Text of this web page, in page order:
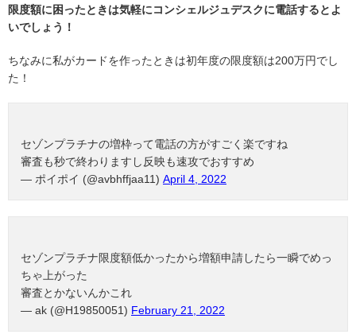
限度額に困ったときは気軽にコンシェルジュデスクに電話するとよ
いでしょう！
ちなみに私がカードを作ったときは初年度の限度額は200万円でし
た！
セゾンプラチナの増枠って電話の方がすごく楽ですね
審査も秒で終わりますし反映も速攻でおすすめ
— ポイポイ (@avbhffjaa11) April 4, 2022
セゾンプラチナ限度額低かったから増額申請したら一瞬でめっ
ちゃ上がった
審査とかないんかこれ
— ak (@H19850051) February 21, 2022